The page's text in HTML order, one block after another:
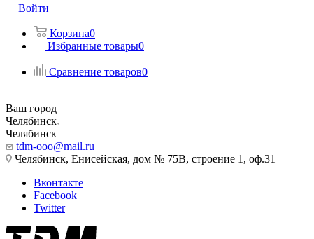
Войти
Корзина0
Избранные товары0
Сравнение товаров0
Ваш город
Челябинск
Челябинск
tdm-ooo@mail.ru
Челябинск, Енисейская, дом № 75В, строение 1, оф.31
Вконтакте
Facebook
Twitter